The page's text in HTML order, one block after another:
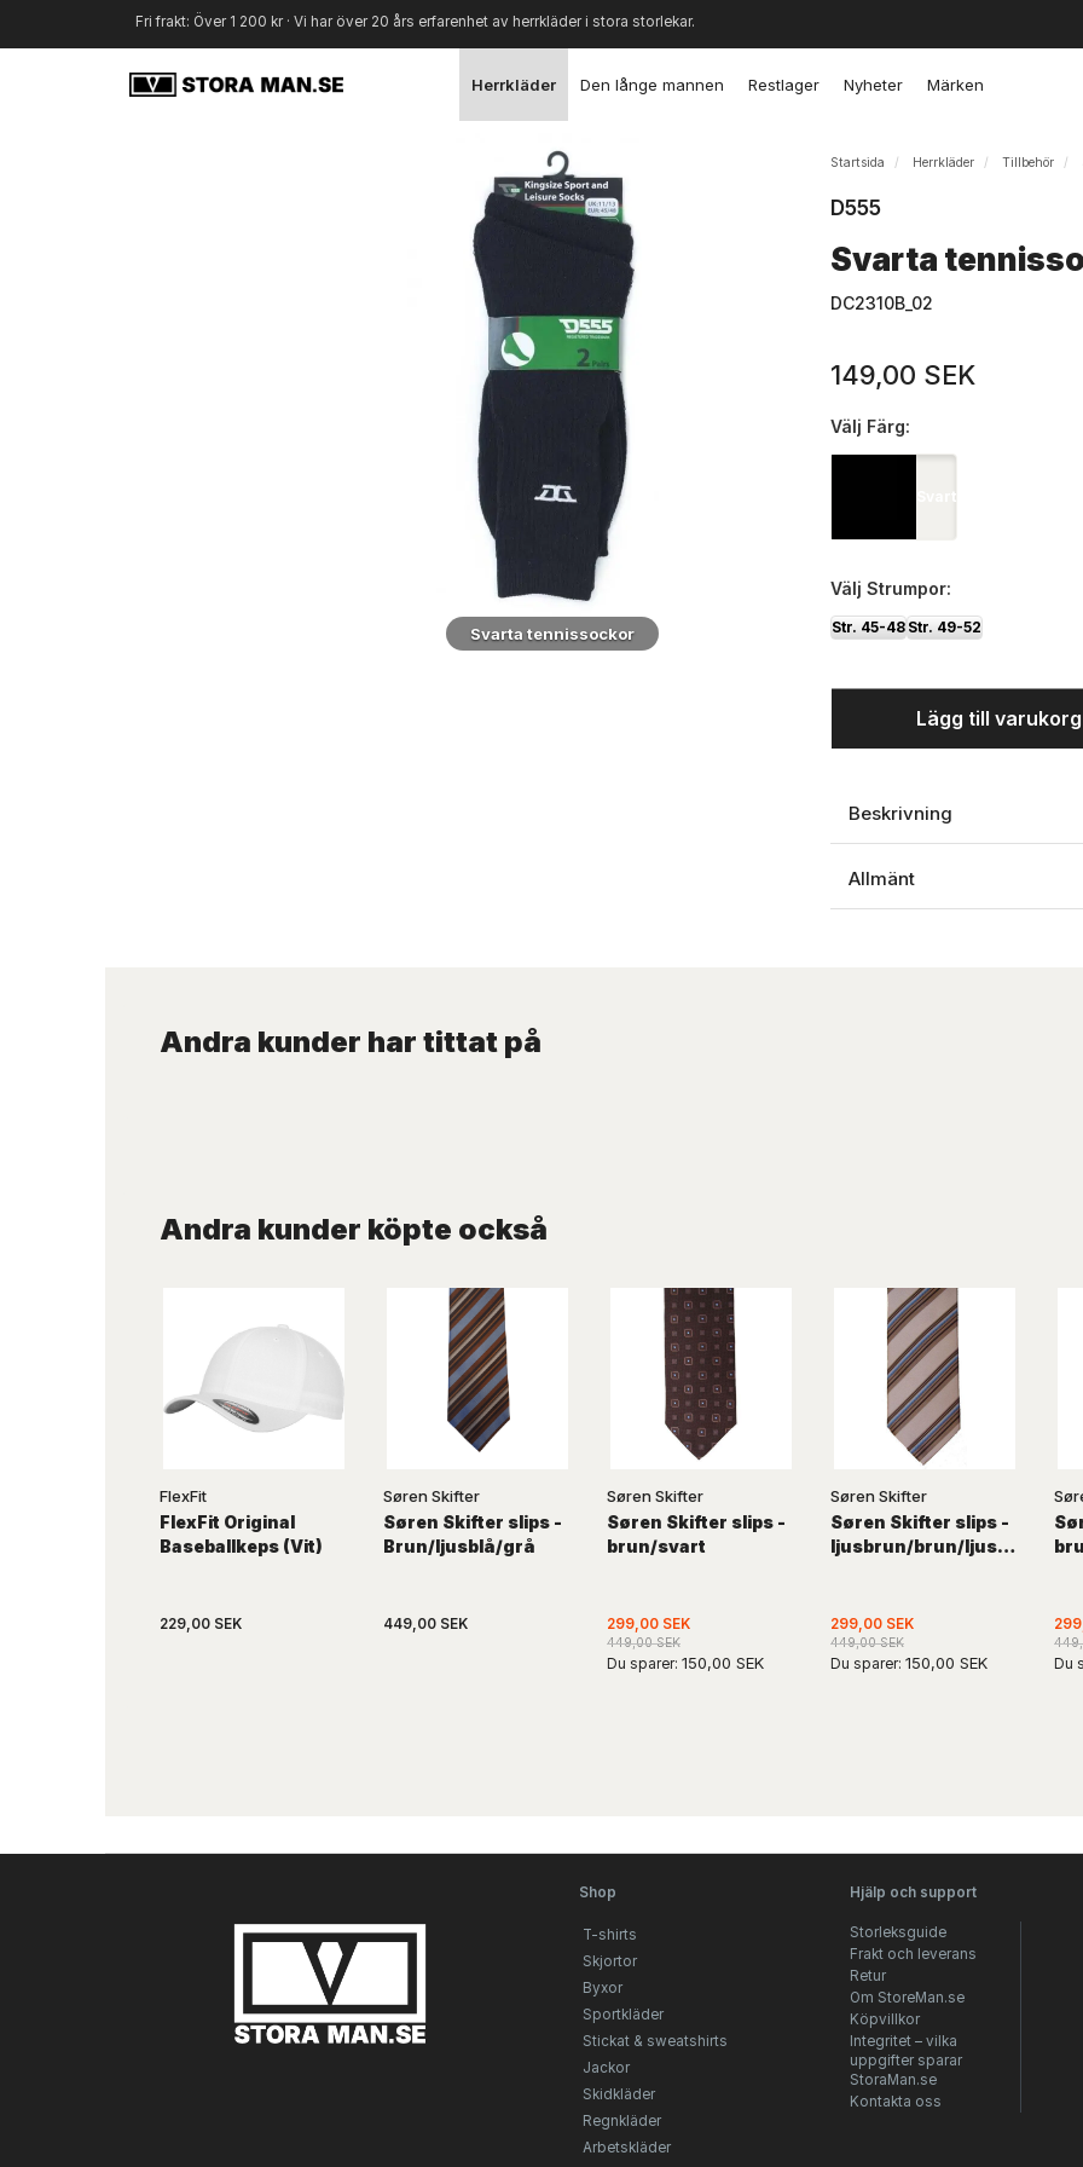
Fri frakt: Över 1 200 kr · Vi har över 20 års erfarenhet av herrkläder i stora storlekar.
Herrkläder Den långe mannen Restlager Nyheter Märken
Svarta tennissockor
Startsida Herrkläder Tillbehör
D555
Svarta
DC2310B_02
149,00 SEK
Välj Färg:
Svart
Välj Strumpor:
Str. 45-48 Str. 49-52
Lägg till
Beskrivning
Allmänt
Andra kunder har tittat på
Andra kunder köpte också
FlexFit
FlexFit Original
Baseballkeps (Vit)
229,00 SEK
Søren Skifter
Søren Skifter slips -
Brun/ljusblå/grå
449,00 SEK
Søren Skifter
Søren Skifter slips -
brun/svart
299,00 SEK
449,00 SEK
Du sparer: 150,00 SEK
Søren Skifter
Søren Skifter slips -
ljusbrun/brun/ljusblå
299,00 SEK
449,00 SEK
Du sparer: 150,00 SEK Du
Shop
T-shirts
Skjortor
Byxor
Sportkläder
Stickat & sweatshirts
Jackor
Skidkläder
Regnkläder
Arbetskläder
Hjälp och support
Storleksguide
Frakt och leverans
Retur
Om StoreMan.se
Köpvillkor
Integritet – vilka
uppgifter sparar
StoraMan.se
Kontakta oss